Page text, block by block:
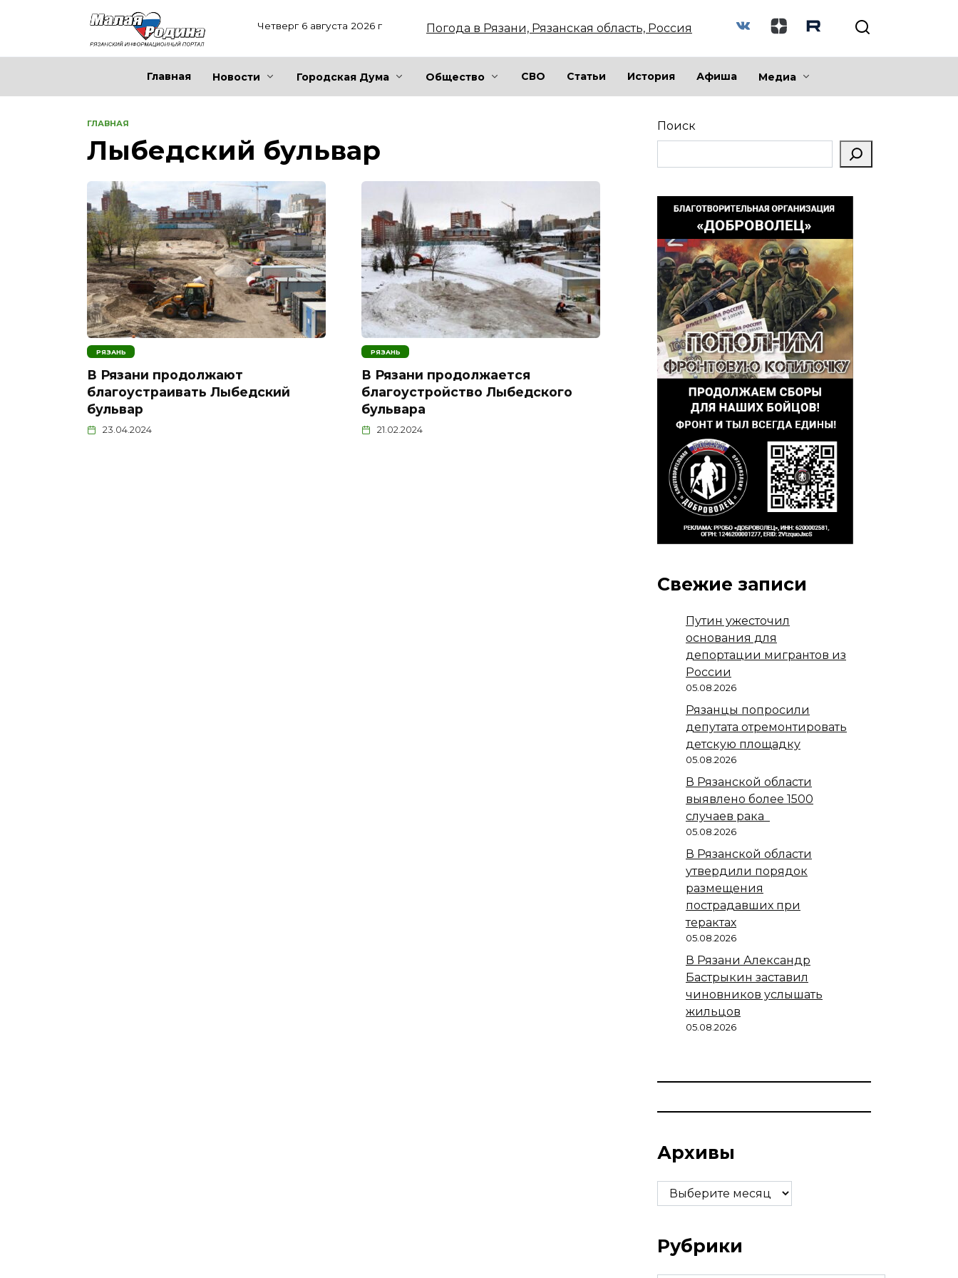
Четверг 6 августа 2026 г Погода в Рязани, Рязанская область, Россия
Главная Новости Городская Дума Общество СВО Статьи История Афиша Медиа
ГЛАВНАЯ
Лыбедский бульвар
РЯЗАНЬ
В Рязани продолжают
благоустраивать Лыбедский
бульвар
23.04.2024
РЯЗАНЬ
В Рязани продолжается
благоустройство Лыбедского
бульвара
21.02.2024
Поиск
Свежие записи
Путин ужесточил
основания для
депортации мигрантов из
России
05.08.2026
Рязанцы попросили
депутата отремонтировать
детскую площадку
05.08.2026
В Рязанской области
выявлено более 1500
случаев рака
05.08.2026
В Рязанской области
утвердили порядок
размещения
пострадавших при
терактах
05.08.2026
В Рязани Александр
Бастрыкин заставил
чиновников услышать
жильцов
05.08.2026
Архивы
Архивы
Рубрики